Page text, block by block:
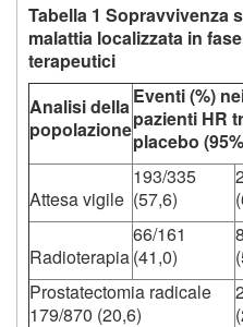
Tabella 1 Sopravvivenza
malattia localizzata in
terapeutici
Analisi della
popolazione
Eventi (%)
pazienti HR
placebo
Attesa vigile
193/335
(57,6)
Radioterapia
66/161
(41,0)
Prostatectomia radicale
179/870 (20,6)